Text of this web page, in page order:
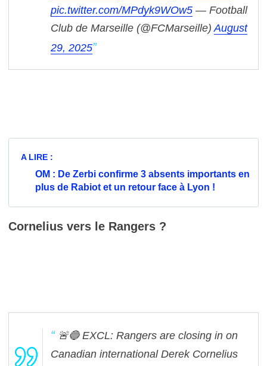
pic.twitter.com/MPdyk9WOw5 — Football
Club de Marseille (@FCMarseille) August
29, 2025
A LIRE :
OM : De Zerbi confirme 3 absents importants en
plus de Rabiot et un retour face à Lyon !
Cornelius vers le Rangers ?
🚨🔵 EXCL: Rangers are closing in on
Canadian international Derek Cornelius